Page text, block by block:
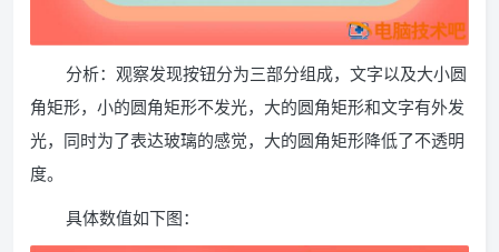
分析：观察发现按钮分为三部分组成，文字以及大小圆
角矩形，小的圆角矩形不发光，大的圆角矩形和文字有外发
光，同时为了表达玻璃的感觉，大的圆角矩形降低了不透明
度。
具体数值如下图：